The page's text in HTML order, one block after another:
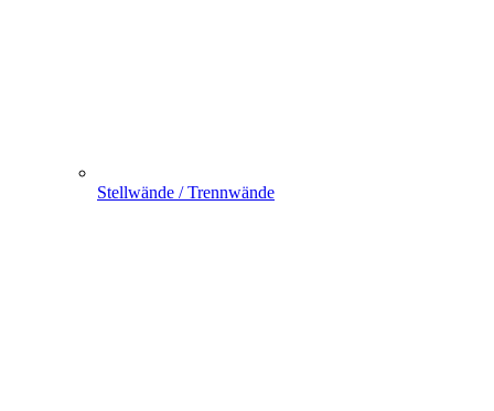
Stellwände / Trennwände